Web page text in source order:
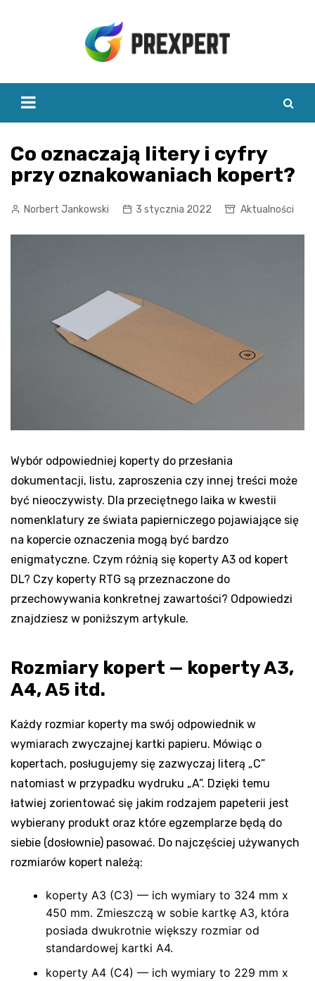
Co oznaczają litery i cyfry
przy oznakowaniach kopert?
Norbert Jankowski 3 stycznia 2022 Aktualności
Wybór odpowiedniej koperty do przesłania
dokumentacji, listu, zaproszenia czy innej treści może
być nieoczywisty. Dla przeciętnego laika w kwestii
nomenklatury ze świata papierniczego pojawiające się
na kopercie oznaczenia mogą być bardzo
enigmatyczne. Czym różnią się koperty A3 od kopert
DL? Czy koperty RTG są przeznaczone do
przechowywania konkretnej zawartości? Odpowiedzi
znajdziesz w poniższym artykule.
Rozmiary kopert — koperty A3,
A4, A5 itd.
Każdy rozmiar koperty ma swój odpowiednik w
wymiarach zwyczajnej kartki papieru. Mówiąc o
kopertach, posługujemy się zazwyczaj literą „C”
natomiast w przypadku wydruku „A”. Dzięki temu
łatwiej zorientować się jakim rodzajem papeterii jest
wybierany produkt oraz które egzemplarze będą do
siebie (dosłownie) pasować. Do najczęściej używanych
rozmiarów kopert należą:
koperty A3 (C3) — ich wymiary to 324 mm x
450 mm. Zmieszczą w sobie kartkę A3, która
posiada dwukrotnie większy rozmiar od
standardowej kartki A4.
koperty A4 (C4) — ich wymiary to 229 mm x